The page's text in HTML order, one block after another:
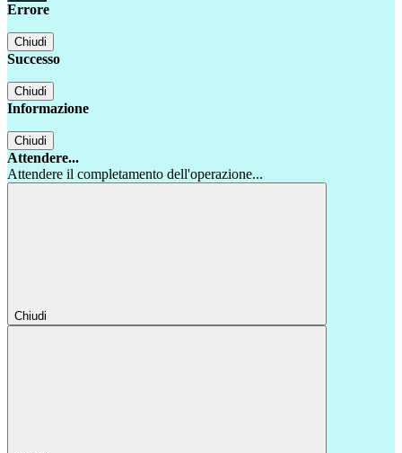
Errore
Chiudi
Successo
Chiudi
Informazione
Chiudi
Attendere...
Attendere il completamento dell'operazione...
Chiudi